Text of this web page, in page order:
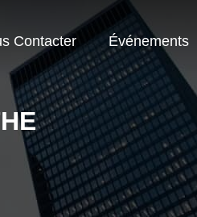
Contacter Événements